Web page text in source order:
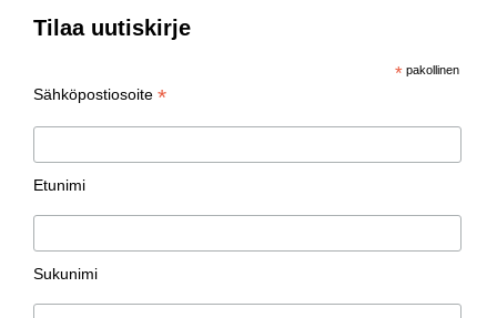
Tilaa uutiskirje
* pakollinen
Sähköpostiosoite*
Etunimi
Sukunimi